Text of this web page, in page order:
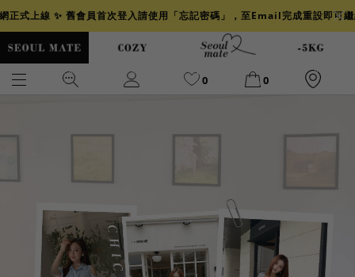
正式上線 ✨ 舊會員首次登入請使用「忘記密碼」，至Email完成重設即可
0 0
牛仔
襯衫 褲裙 冰感
涼感